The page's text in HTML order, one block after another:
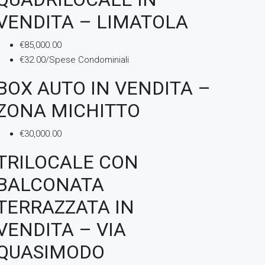
– LIMATOLA
€85,000.00
€32.00/Spese Condominiali
AUTO IN VENDITA –
MICHITTO
€30,000.00
CON
IN
– VIA